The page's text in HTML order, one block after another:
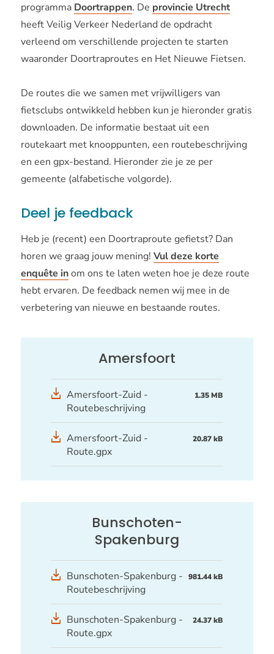
programma Doortrappen. De provincie Utrecht
heeft Veilig Verkeer Nederland de opdracht
verleend om verschillende projecten te starten
waaronder Doortraproutes en Het Nieuwe Fietsen.
De routes die we samen met vrijwilligers van
fietsclubs ontwikkeld hebben kun je hieronder gratis
downloaden. De informatie bestaat uit een
routekaart met knooppunten, een routebeschrijving
en een gpx-bestand. Hieronder zie je ze per
gemeente (alfabetische volgorde).
Deel je feedback
Heb je (recent) een Doortraproute gefietst? Dan
horen we graag jouw mening! Vul deze korte
enquête inom ons te laten weten hoe je deze route
hebt ervaren. De feedback nemen wij mee in de
verbetering van nieuwe en bestaande routes.
Amersfoort
Amersfoort-Zuid -
Routebeschrijving
1.35 MB
GPX
bestand
Amersfoort-Zuid -
Route.gpx
20.87 kB
Bunschoten-
Spakenburg
Bunschoten-Spakenburg -
Routebeschrijving
981.44 kB
GPX
bestand
Bunschoten-Spakenburg -
Route.gpx
24.37 kB